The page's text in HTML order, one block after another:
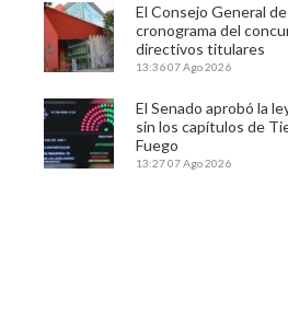
El Consejo General
cronograma del
directivos titulares
13:3607 Ago 2026
El Senado aprobó la
sin los capítulos de
Fuego
13:2707 Ago 2026